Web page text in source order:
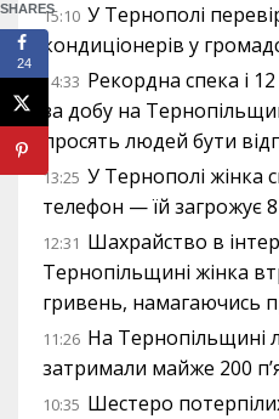
15:10 У Тернополі
кондиціонерів у
14:33 Рекордна спека і
за добу на
просять людей бути
13:25 У Тернополі жінка
телефон — їй загрожує
12:31 Шахрайство в
Тернопільщині жінка
гривень, намагаючись
11:26 На Тернопільщині
затримали майже 200
10:35 Шестеро
SHARES
24